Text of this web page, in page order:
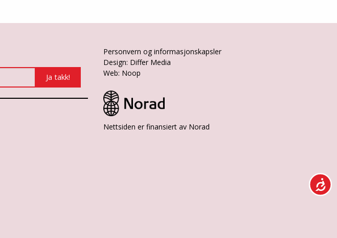
Personvern og informasjonskapsler
Design: Differ Media
Web: Noop
Nettsiden er finansiert av Norad